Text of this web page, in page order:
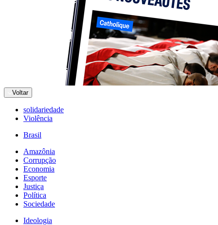
Voltar
solidariedade
Violência
Brasil
Amazônia
Corrupção
Economia
Esporte
Justiça
Política
Sociedade
Ideologia